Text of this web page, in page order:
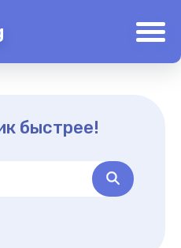
быстрее!